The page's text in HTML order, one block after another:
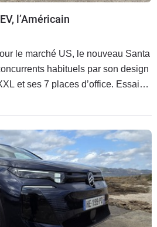
l’Américain
le marché US, le nouveau Santa
habituels par son design
et ses 7 places d’office. Essai